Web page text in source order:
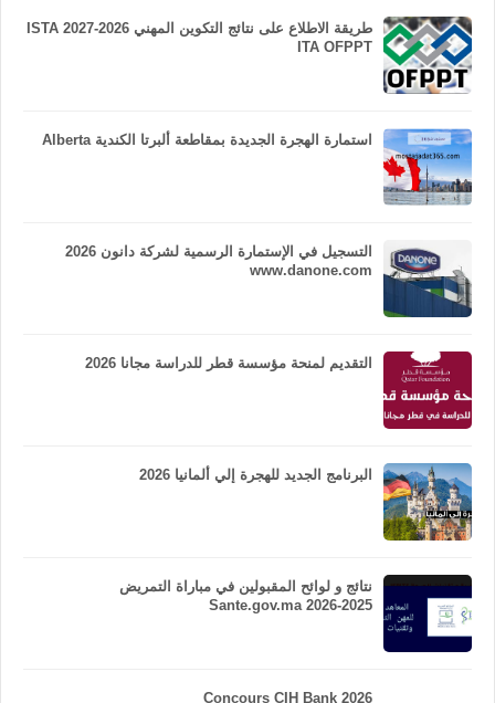
طريقة الاطلاع على نتائج التكوين المهني 2026-2027 ISTA
ITA OFPPT
استمارة الهجرة الجديدة بمقاطعة ألبرتا الكندية Alberta
التسجيل في الإستمارة الرسمية لشركة دانون 2026
www.danone.com
التقديم لمنحة مؤسسة قطر للدراسة مجانا 2026
البرنامج الجديد للهجرة إلي ألمانيا 2026
نتائج و لوائح المقبولين في مباراة التمريض
Sante.gov.ma 2026-2025
Concours CIH Bank 2026